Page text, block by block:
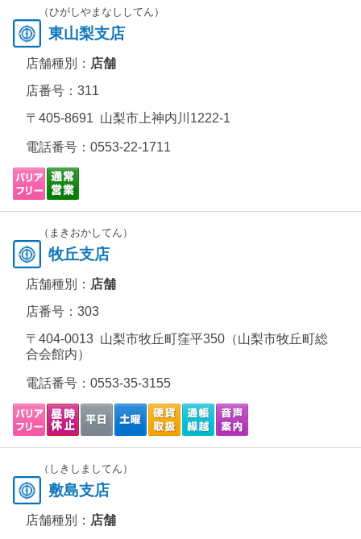
（ひがしやまなししてん）
東山梨支店
店舗種別： 店舗
店番号：311
〒405-8691 山梨市上神内川1222-1
電話番号： 0553-22-1711
（まきおかしてん）
牧丘支店
店舗種別： 店舗
店番号：303
〒404-0013 山梨市牧丘町窪平350（山梨市牧丘町総
合会館内）
電話番号： 0553-35-3155
（しきしましてん）
敷島支店
店舗種別： 店舗